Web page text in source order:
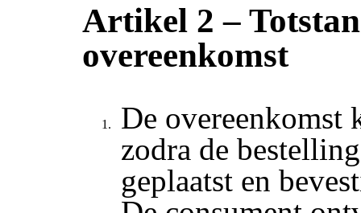
Artikel 2 –
overeenkomst
De overeenkomst
zodra de
geplaatst en